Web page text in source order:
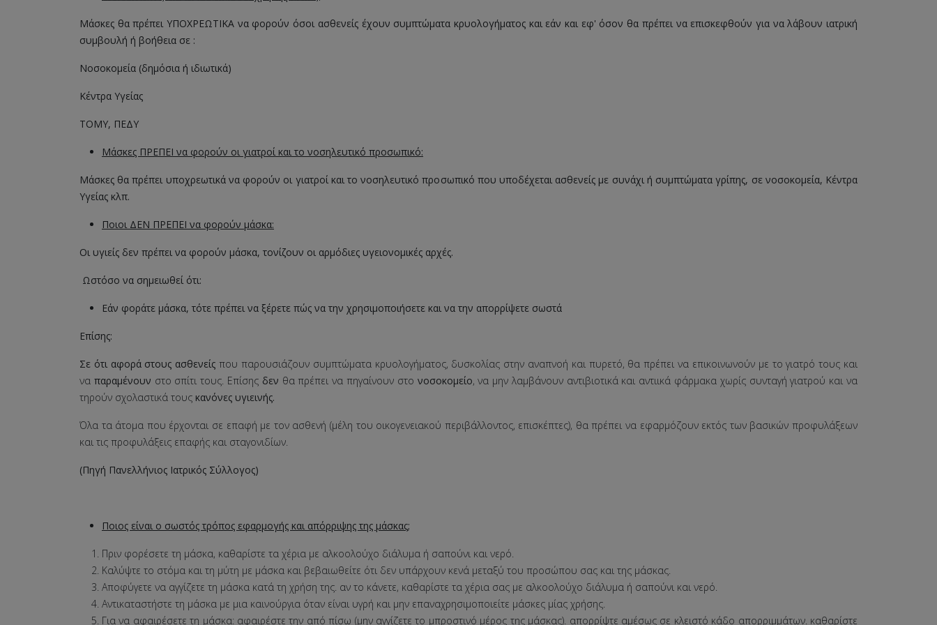
Μάσκες θα πρέπει ΥΠΟΧΡΕΩΤΙΚΑ να φορούν όσοι ασθενείς έχουν συμπτώματα κρυολογήματος και εάν και εφ' όσον θα πρέπει να επισκεφθούν για να λάβουν ιατρική
συμβουλή ή βοήθεια σε :
Νοσοκομεία (δημόσια ή ιδιωτικά)
Κέντρα Υγείας
ΤΟΜΥ, ΠΕΔΥ
Μάσκες ΠΡΕΠΕΙ να φορούν οι γιατροί και το νοσηλευτικό προσωπικό:
Μάσκες θα πρέπει υποχρεωτικά να φορούν οι γιατροί και το νοσηλευτικό προσωπικό που υποδέχεται ασθενείς με συνάχι ή συμπτώματα γρίπης, σε νοσοκομεία, Κέντρα
Υγείας κλπ.
Ποιοι ΔΕΝ ΠΡΕΠΕΙ να φορούν μάσκα:
Οι υγιείς δεν πρέπει να φορούν μάσκα, τονίζουν οι αρμόδιες υγειονομικές αρχές.
Ωστόσο να σημειωθεί ότι:
Εάν φοράτε μάσκα, τότε πρέπει να ξέρετε πώς να την χρησιμοποιήσετε και να την απορρίψετε σωστά
Επίσης:
Σε ότι αφορά στους ασθενείς που παρουσιάζουν συμπτώματα κρυολογήματος, δυσκολίας στην αναπνοή και πυρετό, θα πρέπει να επικοινωνούν με το γιατρό τους και
να παραμένουν στο σπίτι τους. Επίσης δεν θα πρέπει να πηγαίνουν στο νοσοκομείο, να μην λαμβάνουν αντιβιοτικά και αντιικά φάρμακα χωρίς συνταγή γιατρού και να
τηρούν σχολαστικά τους κανόνες υγιεινής.
Όλα τα άτομα που έρχονται σε επαφή με τον ασθενή (μέλη του οικογενειακού περιβάλλοντος, επισκέπτες), θα πρέπει να εφαρμόζουν εκτός των βασικών προφυλάξεων
και τις προφυλάξεις επαφής και σταγονιδίων.
(Πηγή Πανελλήνιος Ιατρικός Σύλλογος)
Ποιος είναι ο σωστός τρόπος εφαρμογής και απόρριψης της μάσκας;
Πριν φορέσετε τη μάσκα, καθαρίστε τα χέρια με αλκοολούχο διάλυμα ή σαπούνι και νερό.
Καλύψτε το στόμα και τη μύτη με μάσκα και βεβαιωθείτε ότι δεν υπάρχουν κενά μεταξύ του προσώπου σας και της μάσκας.
Αποφύγετε να αγγίζετε τη μάσκα κατά τη χρήση της. αν το κάνετε, καθαρίστε τα χέρια σας με αλκοολούχο διάλυμα ή σαπούνι και νερό.
Αντικαταστήστε τη μάσκα με μια καινούργια όταν είναι υγρή και μην επαναχρησιμοποιείτε μάσκες μίας χρήσης.
Για να αφαιρέσετε τη μάσκα: αφαιρέστε την από πίσω (μην αγγίζετε το μπροστινό μέρος της μάσκας). απορρίψτε αμέσως σε κλειστό κάδο απορριμμάτων. καθαρίστε